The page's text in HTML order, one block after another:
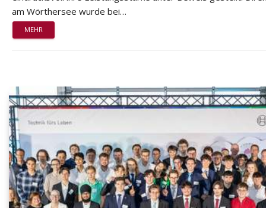
am Wörthersee wurde bei…
MEHR